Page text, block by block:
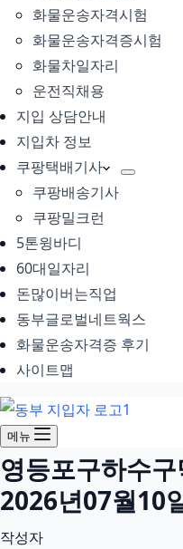
화물운송자격시험
화물운송자격증시험
화물차일자리
운전직채용
지입 상담안내
지입차 정보
쿠팡택배기사
쿠팡배송기사
쿠팡밀크런
5톤윙바디
60대일자리
돈많이버는직업
동부글로벌네트웍스
화물운송자격증 후기
사이트맵
메뉴
영등포구하수
2026년07월10
작성자